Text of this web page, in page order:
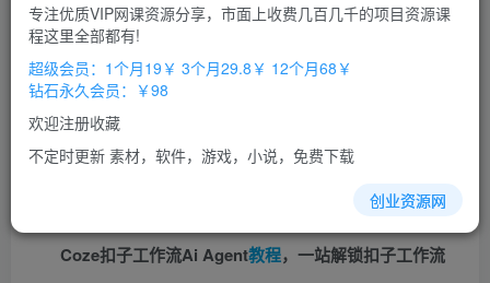
超级会员
立即购买
您当前未登录！建议登陆后购买，办理会员包月更省钱，可保存购
Coze扣子工作流Ai Agent教程，一站解锁扣子工作流
专注优质VIP网课资源分享，市面上收费几百几千的项目资源课
程这里全部都有!
超级会员：1个月19￥ 3个月29.8￥ 12个月68￥
钻石永久会员：￥98
欢迎注册收藏
不定时更新 素材，软件，游戏，小说，免费下载
创业资源网